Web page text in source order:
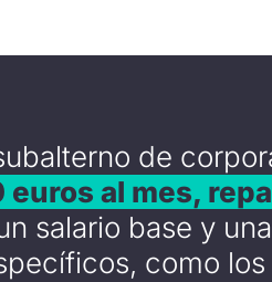
de
euros al mes,
salario base y
como